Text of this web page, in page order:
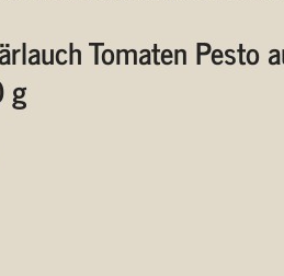
Tomaten Pesto
g